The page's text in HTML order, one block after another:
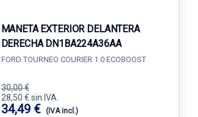
MANETA EXTERIOR DELANTERA
DERECHA DN1BA224A36AA
FORD TOURNEO COURIER 1.0 ECOBOOST
30,00 €
28,50 € sin IVA.
34,49 € (IVA incl.)